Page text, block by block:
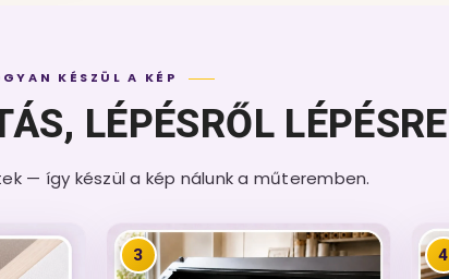
KÉSZÜL A KÉP
LÉPÉSRŐL LÉPÉSRE
— így készül a kép nálunk a műteremben.
3 4